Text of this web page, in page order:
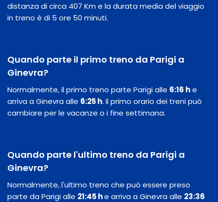
distanza di circa 407 Km e la durata media del viaggio
in treno è di 5 ore 50 minuti.
Quando parte il primo treno da Parigi a
Ginevra?
Normalmente, il primo treno parte Parigi alle 6:16 he
arriva a Ginevra alle 6:25 h. Il primo orario dei treni può
cambiare per le vacanze o i fine settimana.
Quando parte l'ultimo treno da Parigi a
Ginevra?
Normalmente, l'ultimo treno che può essere preso
parte da Parigi alle 21:45 he arriva a Ginevra alle 23:36